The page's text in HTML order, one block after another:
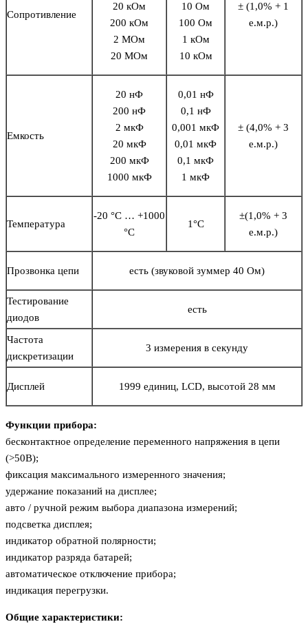
Сопротивление
20 кОм
200 кОм
2 МОм
20 МОм
10 Ом
100 Ом
1 кОм
10 кОм
± (1,0% + 1
е.м.р.)
Емкость
20 нФ
200 нФ
2 мкФ
20 мкФ
200 мкФ
1000 мкФ
0,01 нФ
0,1 нФ
0,001 мкФ
0,01 мкФ
0,1 мкФ
1 мкФ
± (4,0% + 3
е.м.р.)
Температура
-20 °C … +1000
°C
1°С
±(1,0% + 3
е.м.р.)
Прозвонка цепи есть (звуковой зуммер 40 Ом)
Тестирование
диодов
есть
Частота
дискретизации
3 измерения в секунду
Дисплей 1999 единиц, LCD, высотой 28 мм
Функции прибора:
бесконтактное определение переменного напряжения в цепи
(>50В);
фиксация максимального измеренного значения;
удержание показаний на дисплее;
авто / ручной режим выбора диапазона измерений;
подсветка дисплея;
индикатор обратной полярности;
индикатор разряда батарей;
автоматическое отключение прибора;
индикация перегрузки.
Общие характеристики: